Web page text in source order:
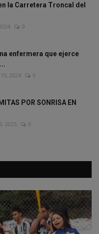
la Carretera Troncal del
0
enfermera que ejerce
2024 0
POR SONRISA EN
2025 0